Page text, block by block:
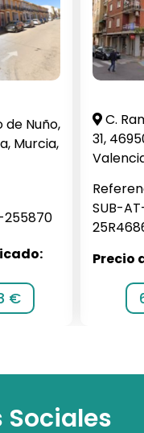
de Nuño,
Murcia,
255870
€
C.
31,
SUB-
Precio
Sociales